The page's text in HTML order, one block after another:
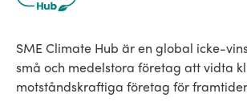
SME Climate Hub är en global icke-
små och medelstora företag att vidta
motståndskraftiga företag för